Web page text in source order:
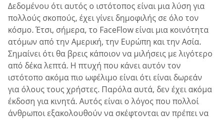
Δεδομένου ότι αυτός ο ιστότοπος είναι μια λύση για
πολλούς σκοπούς, έχει γίνει δημοφιλής σε όλο τον
κόσμο. Έτσι, σήμερα, το FaceFlow είναι μια κοινότητα
ατόμων από την Αμερική, την Ευρώπη και την Ασία.
Σημαίνει ότι θα βρεις κάποιον να μιλήσεις με λιγότερο
από δέκα λεπτά. Η πτυχή που κάνει αυτόν τον
ιστότοπο ακόμα πιο ωφέλιμο είναι ότι είναι δωρεάν
για όλους τους χρήστες. Παρόλα αυτά, δεν έχει ακόμα
έκδοση για κινητά. Αυτός είναι ο λόγος που πολλοί
άνθρωποι εξακολουθούν να σκέφτονται αν πρέπει να